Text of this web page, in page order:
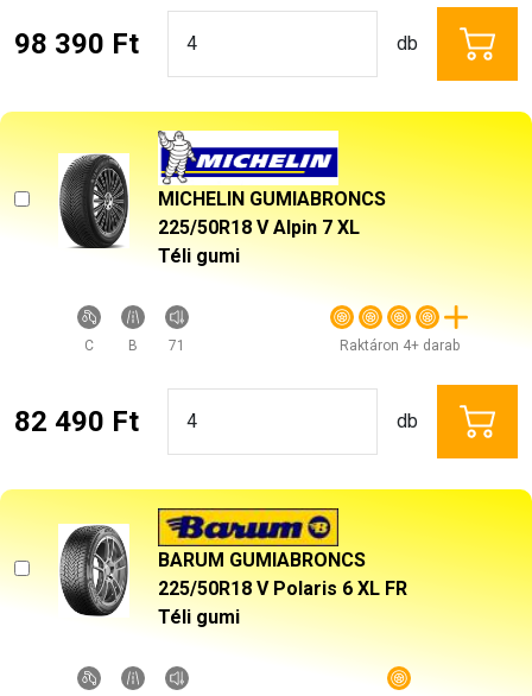
98 390 Ft db
MICHELIN GUMIABRONCS
225/50R18 V Alpin 7 XL
Téli gumi
C B 71 Raktáron 4+ darab
82 490 Ft db
BARUM GUMIABRONCS
225/50R18 V Polaris 6 XL FR
Téli gumi